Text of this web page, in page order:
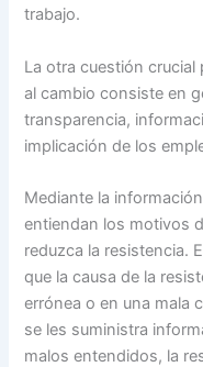
trabajo.
La otra cuestión crucial
al cambio consiste en
transparencia,
implicación de los
Mediante la
entiendan los motivos
reduzca la resistencia.
que la causa de la
errónea o en una mala
se les suministra
malos entendidos, la